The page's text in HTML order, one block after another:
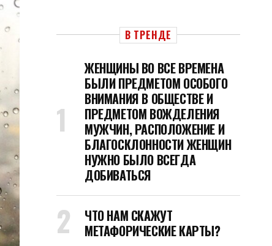
В ТРЕНДЕ
ЖЕНЩИНЫ ВО ВСЕ ВРЕМЕНА
БЫЛИ ПРЕДМЕТОМ ОСОБОГО
ВНИМАНИЯ В ОБЩЕСТВЕ И
ПРЕДМЕТОМ ВОЖДЕЛЕНИЯ
МУЖЧИН, РАСПОЛОЖЕНИЕ И
БЛАГОСКЛОННОСТИ ЖЕНЩИН
НУЖНО БЫЛО ВСЕГДА
ДОБИВАТЬСЯ
ЧТО НАМ СКАЖУТ
МЕТАФОРИЧЕСКИЕ КАРТЫ?